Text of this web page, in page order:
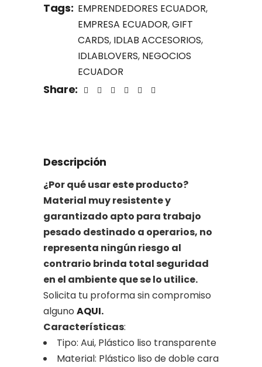
Tags: EMPRENDEDORES ECUADOR,
EMPRESA ECUADOR,GIFT
CARDS, IDLAB ACCESORIOS,
IDLABLOVERS, NEGOCIOS
ECUADOR
Share:
Descripción
¿Por qué usar este producto?
Material muy resistente y
garantizado apto para trabajo
pesado destinado a operarios, no
representa ningún riesgo al
contrario brinda total seguridad
en el ambiente que se lo utilice.
Solicita tu proforma sin compromiso
alguno AQUI.
Características:
Tipo: Aui, Plástico liso transparente
Material: Plástico liso de doble cara